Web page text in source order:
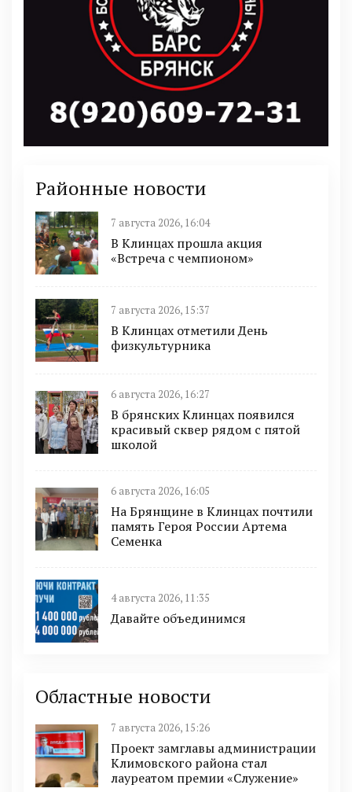
Районные новости
7 августа 2026, 16:04
В Клинцах прошла акция
«Встреча с чемпионом»
7 августа 2026, 15:37
В Клинцах отметили День
физкультурника
6 августа 2026, 16:27
В брянских Клинцах появился
красивый сквер рядом с пятой
школой
6 августа 2026, 16:05
На Брянщине в Клинцах почтили
память Героя России Артема
Семенка
4 августа 2026, 11:35
Давайте объединимся
Областные новости
7 августа 2026, 15:26
Проект замглавы администрации
Климовского района стал
лауреатом премии «Служение»